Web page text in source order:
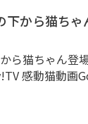
から猫ちゃ
猫ちゃん登場！
感動猫動画
称して昔の
い。